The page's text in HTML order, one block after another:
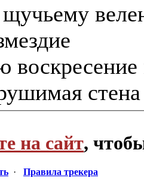
стена
на сайт,
· Правила трекера